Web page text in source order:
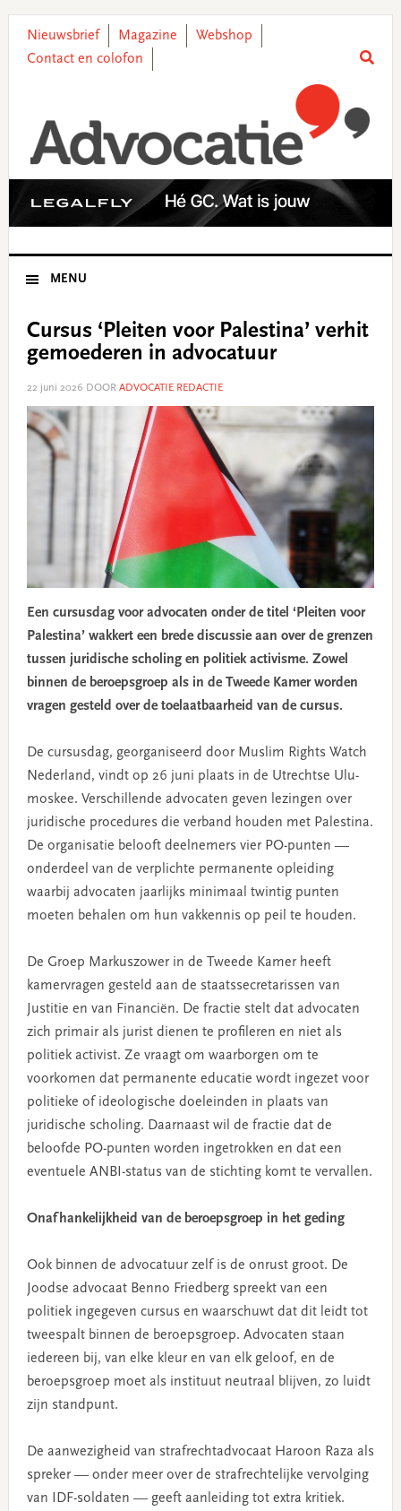
primary
main
primary
footer
Nieuwsbrief Magazine
Webshop
Contact en colofon
MENU
Cursus ‘Pleiten voor Palestina’ verhit
gemoederen in advocatuur
22 juni 2026 DOOR ADVOCATIE REDACTIE
Een cursusdag voor advocaten onder de titel ‘Pleiten voor
Palestina’ wakkert een brede discussie aan over de grenzen
tussen juridische scholing en politiek activisme. Zowel
binnen de beroepsgroep als in de Tweede Kamer worden
vragen gesteld over de toelaatbaarheid van de cursus.
De cursusdag, georganiseerd door Muslim Rights Watch
Nederland, vindt op 26 juni plaats in de Utrechtse Ulu-
moskee. Verschillende advocaten geven lezingen over
juridische procedures die verband houden met Palestina.
De organisatie belooft deelnemers vier PO-punten —
onderdeel van de verplichte permanente opleiding
waarbij advocaten jaarlijks minimaal twintig punten
moeten behalen om hun vakkennis op peil te houden.
De Groep Markuszower in de Tweede Kamer heeft
kamervragen gesteld aan de staatssecretarissen van
Justitie en van Financiën. De fractie stelt dat advocaten
zich primair als jurist dienen te profileren en niet als
politiek activist. Ze vraagt om waarborgen om te
voorkomen dat permanente educatie wordt ingezet voor
politieke of ideologische doeleinden in plaats van
juridische scholing. Daarnaast wil de fractie dat de
beloofde PO-punten worden ingetrokken en dat een
eventuele ANBI-status van de stichting komt te vervallen.
Onafhankelijkheid van de beroepsgroep in het geding
Ook binnen de advocatuur zelf is de onrust groot. De
Joodse advocaat Benno Friedberg spreekt van een
politiek ingegeven cursus en waarschuwt dat dit leidt tot
tweespalt binnen de beroepsgroep. Advocaten staan
iedereen bij, van elke kleur en van elk geloof, en de
beroepsgroep moet als instituut neutraal blijven, zo luidt
zijn standpunt.
De aanwezigheid van strafrechtadvocaat Haroon Raza als
spreker — onder meer over de strafrechtelijke vervolging
van IDF-soldaten — geeft aanleiding tot extra kritiek.